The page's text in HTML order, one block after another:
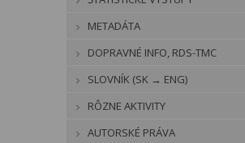
METADÁTA
DOPRAVNÉ INFO, RDS-TMC
SLOVNÍK (SK → ENG)
RÔZNE AKTIVITY
AUTORSKÉ PRÁVA